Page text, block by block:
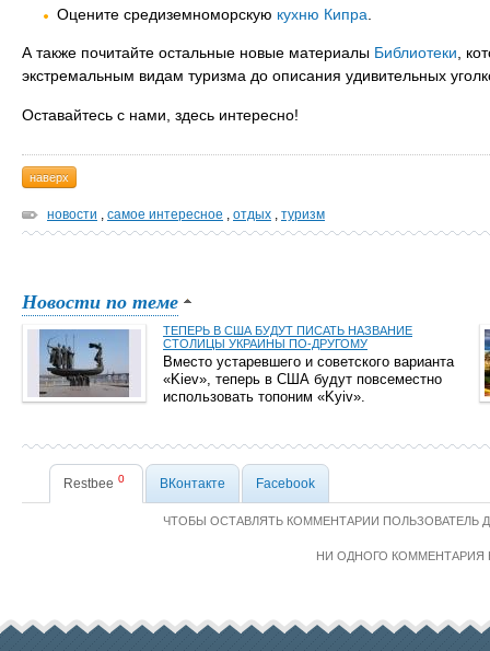
Оцените средиземноморскую кухню Кипра
А также почитайте остальные новые материалы Библиотеки ,
экстремальным видам туризма до описания удивительных
Оставайтесь с нами, здесь интересно!
наверх
новости , самое интересное , отдых , туризм
Новости по теме
ТЕПЕРЬ В США БУДУТ ПИСАТЬ НАЗВАНИЕ
СТОЛИЦЫ УКРАИНЫ ПО-ДРУГОМУ
Вместо устаревшего и советского варианта
«Kiev», теперь в США будут повсеместно
использовать топоним «Kyiv».
Restbee 0 ВКонтакте Facebook
ЧТОБЫ ОСТАВЛЯТЬ КОММЕНТАРИИ
НИ ОДНОГО КОММЕНТАРИЯ